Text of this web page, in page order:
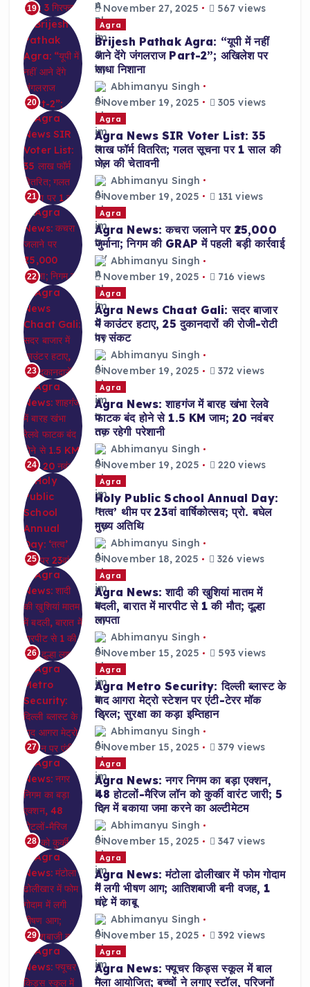
19 November 27, 2025 567 views
20
Agra
Brijesh Pathak Agra: “यूपी में नहीं
आने देंगे जंगलराज Part-2”; अखिलेश पर
साधा निशाना
Abhimanyu Singh
November 19, 2025
305 views
21
Agra
Agra News SIR Voter List: 35
लाख फॉर्म वितरित; गलत सूचना पर 1 साल की
जेल की चेतावनी
Abhimanyu Singh
November 19, 2025
131 views
22
Agra
Agra News: कचरा जलाने पर ₹25,000
जुर्माना; निगम की GRAP में पहली बड़ी कार्रवाई
Abhimanyu Singh
November 19, 2025
716 views
23
Agra
Agra News Chaat Gali: सदर बाजार
में काउंटर हटाए, 25 दुकानदारों की रोजी-रोटी
पर संकट
Abhimanyu Singh
November 19, 2025
372 views
24
Agra
Agra News: शाहगंज में बारह खंभा रेलवे
फाटक बंद होने से 1.5 KM जाम; 20 नवंबर
तक रहेगी परेशानी
Abhimanyu Singh
November 19, 2025
220 views
25
Agra
Holy Public School Annual Day:
‘तत्व’ थीम पर 23वां वार्षिकोत्सव; प्रो. बघेल
मुख्य अतिथि
Abhimanyu Singh
November 18, 2025
326 views
26
Agra
Agra News: शादी की खुशियां मातम में
बदली, बारात में मारपीट से 1 की मौत; दूल्हा
लापता
Abhimanyu Singh
November 15, 2025
593 views
27
Agra
Agra Metro Security: दिल्ली ब्लास्ट के
बाद आगरा मेट्रो स्टेशन पर एंटी-टेरर मॉक
ड्रिल; सुरक्षा का कड़ा इम्तिहान
Abhimanyu Singh
November 15, 2025
379 views
28
Agra
Agra News: नगर निगम का बड़ा एक्शन,
48 होटलों-मैरिज लॉन को कुर्की वारंट जारी; 5
दिन में बकाया जमा करने का अल्टीमेटम
Abhimanyu Singh
November 15, 2025
347 views
29
Agra
Agra News: मंटोला ढोलीखार में फोम गोदाम
में लगी भीषण आग; आतिशबाजी बनी वजह, 1
घंटे में काबू
Abhimanyu Singh
November 15, 2025
392 views
Agra
Agra News: फ्यूचर किड्स स्कूल में बाल
मेला आयोजित; बच्चों ने लगाए स्टॉल, परिजनों